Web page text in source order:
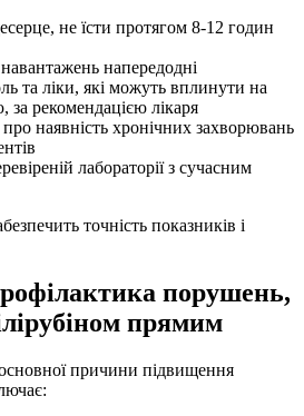
не їсти протягом 8-12 годин
напередодні
та ліки, які можуть вплинути на
за рекомендацією лікаря
наявність хронічних захворювань
лабораторії з сучасним
точність показників і
порушень,
прямим
причини підвищення